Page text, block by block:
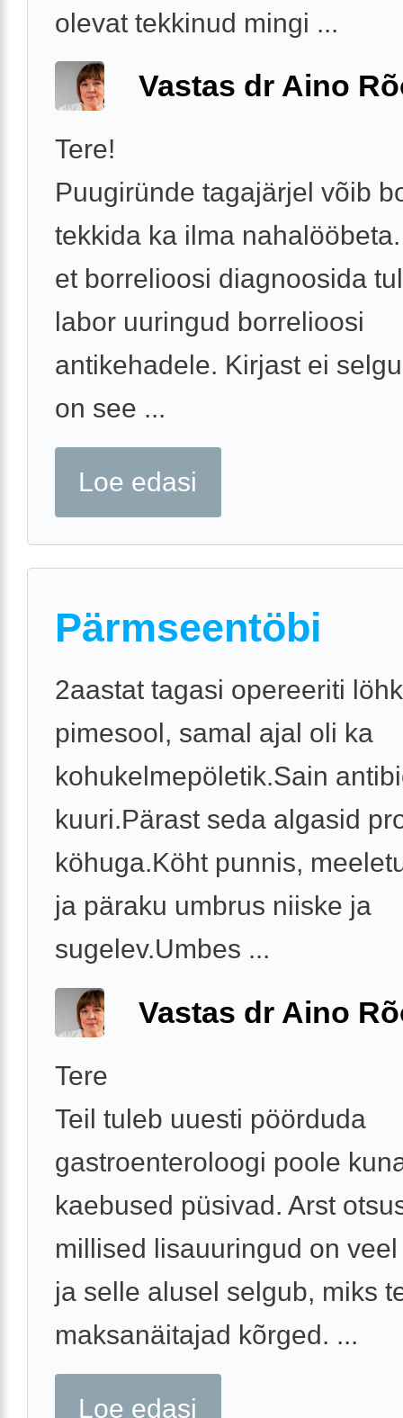
olevat tekkinud mingi ...
Vastas dr Aino
Tere!
Puugiründe tagajärjel võib
tekkida ka ilma
et borrelioosi diagnoosida
labor uuringud borrelioosi
antikehadele. Kirjast ei
on see ...
Loe edasi
Pärmseentöbi
2aastat tagasi opereeriti
pimesool, samal ajal oli ka
kohukelmepöletik.Sain
kuuri.Pärast seda algasid
köhuga.Köht punnis,
ja päraku umbrus niiske ja
sugelev.Umbes ...
Vastas dr Aino
Tere
Teil tuleb uuesti pöörduda
gastroenteroloogi poole
kaebused püsivad. Arst
millised lisauuringud on
ja selle alusel selgub, miks
maksanäitajad kõrged. ...
Loe edasi